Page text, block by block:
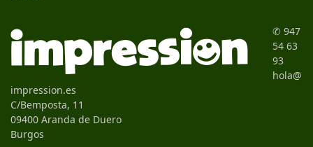
✆ 947
54 63
93
hola@
impression.es
C/Bemposta, 11
09400 Aranda de Duero
Burgos